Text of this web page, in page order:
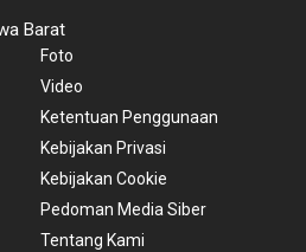
Barat
Foto
Video
Ketentuan Penggunaan
Kebijakan Privasi
Kebijakan Cookie
Pedoman Media Siber
Tentang Kami